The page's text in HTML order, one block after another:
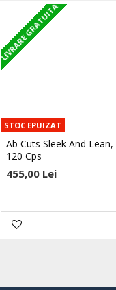
STOC EPUIZAT
100% L-GLUTAMINA
PUDRA - 400G Z-KONZEPT
173,00 Lei
LIVRARE GRATUITA
STOC EPUIZAT
Ab Cuts Sleek And Lean,
120 Cps
455,00 Lei